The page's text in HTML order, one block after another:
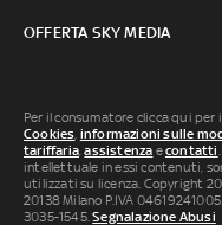
OFFERTA SKY MEDIA
Per il consumatore clicca qui per
Cookies, informazioni sulle
tariffaria,assistenza econtatti
intellettuale in essi contenuti,
utilizzati su licenza. Copyright
20138 Milano P.IVA
3035-1545.Segnalazione Abusi